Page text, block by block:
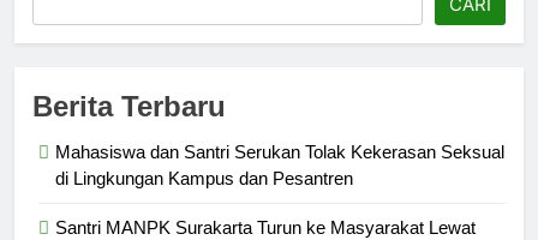
Berita Terbaru
Mahasiswa dan Santri Serukan Tolak Kekerasan Seksual
di Lingkungan Kampus dan Pesantren
Santri MANPK Surakarta Turun ke Masyarakat Lewat